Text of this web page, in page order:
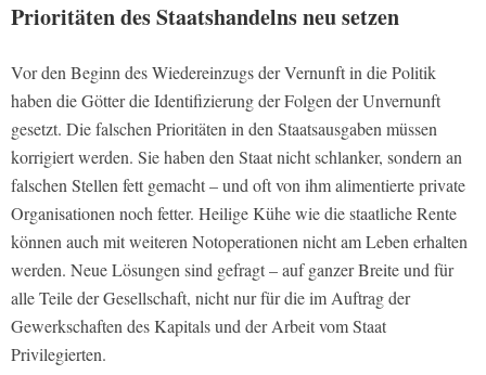
Prioritäten des Staatshandelns neu setzen
Vor den Beginn des Wiedereinzugs der Vernunft in die Politik
haben die Götter die Identifizierung der Folgen der Unvernunft
gesetzt. Die falschen Prioritäten in den Staatsausgaben müssen
korrigiert werden. Sie haben den Staat nicht schlanker, sondern an
falschen Stellen fett gemacht – und oft von ihm alimentierte private
Organisationen noch fetter. Heilige Kühe wie die staatliche Rente
können auch mit weiteren Notoperationen nicht am Leben erhalten
werden. Neue Lösungen sind gefragt – auf ganzer Breite und für
alle Teile der Gesellschaft, nicht nur für die im Auftrag der
Gewerkschaften des Kapitals und der Arbeit vom Staat
Privilegierten.